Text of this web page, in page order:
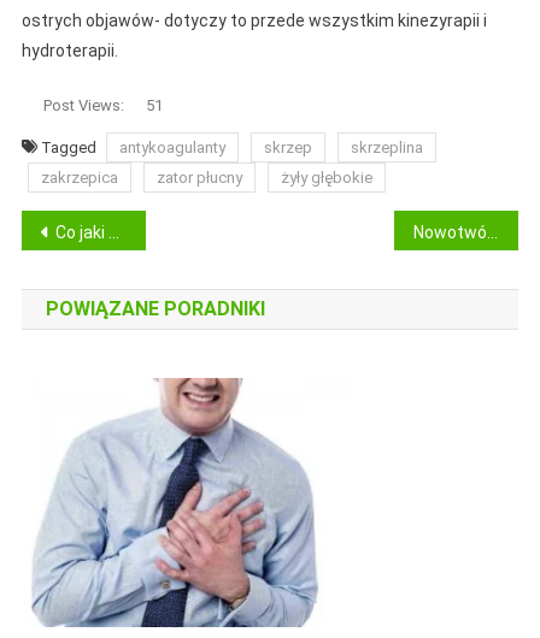
ostrych objawów- dotyczy to przede wszystkim kinezyrapii i
hydroterapii.
Post Views: 51
Tagged antykoagulanty skrzep
skrzeplina
zakrzepica
zator płucny żyły głębokie
Nawigacja
wpisu
Co jaki czas wykonuje się badania kontrolne?
POWIĄZANE PORADNIKI